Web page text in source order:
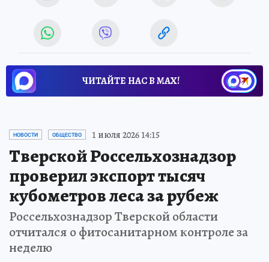
ЧИТАЙТЕ НАС В МАХ!
НОВОСТИ ОБЩЕСТВО 1 июля 2026 14:15
Тверской Россельхознадзор
проверил экспорт тысяч
кубометров леса за рубеж
Россельхознадзор Тверской области
отчитался о фитосанитарном контроле за
неделю